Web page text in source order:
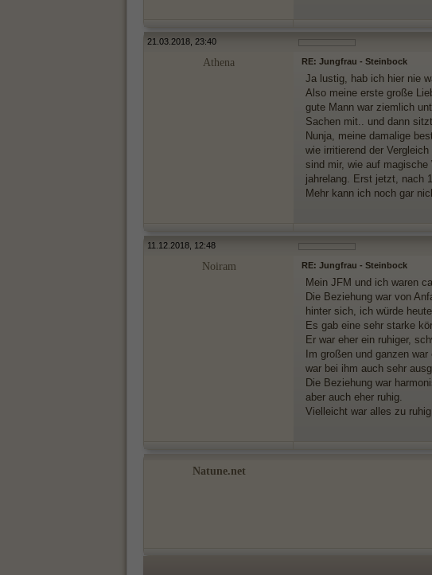
21.03.2018, 23:40
Athena RE: Jungfrau - Steinbock
Ja lustig, hab ich hier nie
Also meine erste große
gute Mann war ziemlich
Sachen mit.. und dann
Nunja, meine damalige
wie irritierend der
sind mir, wie auf
jahrelang. Erst jetzt, nach
Mehr kann ich noch gar
11.12.2018, 12:48
Noiram RE: Jungfrau - Steinbock
Mein JFM und ich waren
Die Beziehung war von
hinter sich, ich würde
Es gab eine sehr starke
Er war eher ein ruhiger,
Im großen und ganzen
war bei ihm auch sehr
Die Beziehung war
aber auch eher ruhig.
Vielleicht war alles zu
Natune.net